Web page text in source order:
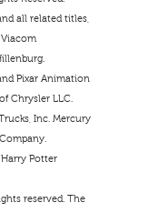
all related titles,
Pixar Animation
Chrysler LLC.
Inc. Mercury
Potter
reserved. The